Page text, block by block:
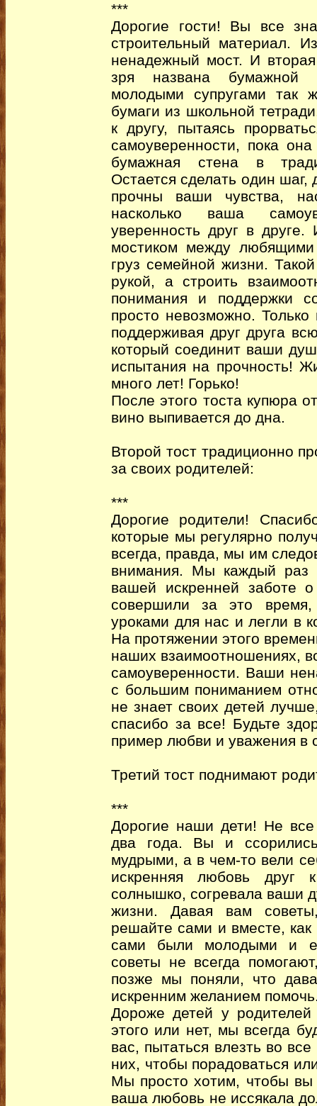
***
Дорогие гости! Вы все
строительный материал.
ненадежный мост. И
зря названа бумажной
молодыми супругами так
бумаги из школьной
к другу, пытаясь
самоуверенности, пока
бумажная стена в
Остается сделать один шаг,
прочны ваши чувства,
насколько ваша
уверенность друг в
мостиком между
груз семейной жизни.
рукой, а строить
понимания и поддержки
просто невозможно.
поддерживая друг друга
который соединит ваши
испытания на прочность!
много лет! Горько!
После этого тоста купюра
вино выпивается до дна.
Второй тост традиционно
за своих родителей:
***
Дорогие родители!
которые мы регулярно
всегда, правда, мы им
внимания. Мы каждый раз
вашей искренней заботе
совершили за это
уроками для нас и легли в
На протяжении этого
наших взаимоотношениях,
самоуверенности. Ваши
с большим пониманием
не знает своих детей
спасибо за все! Будьте
пример любви и уважения в
Третий тост поднимают
***
Дорогие наши дети! Не все
два года. Вы и
мудрыми, а в чем-то вели
искренняя любовь друг
солнышко, согревала ваши
жизни. Давая вам
решайте сами и вместе,
сами были молодыми и
советы не всегда
позже мы поняли, что
искренним желанием
Дороже детей у родителей
этого или нет, мы всегда
вас, пытаться влезть во
них, чтобы порадоваться
Мы просто хотим, чтобы
ваша любовь не иссякала